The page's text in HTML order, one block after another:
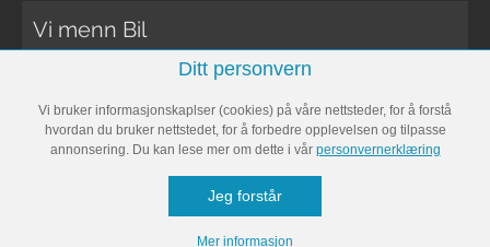
Vi menn Bil
Vi Menn Båt
Ditt personvern
Vi bruker informasjonskaplser (cookies) på våre nettsteder, for å forstå
hvordan du bruker nettstedet, for å forbedre opplevelsen og tilpasse
annonsering. Du kan lese mer om dette i vår personvernerklæring
Jeg forstår
Mer informasjon